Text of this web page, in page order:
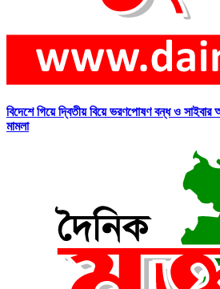
বিদেশে গিয়ে দ্বিতীয় বিয়ে ভরণপোষণ বন্ধ ও
মামলা